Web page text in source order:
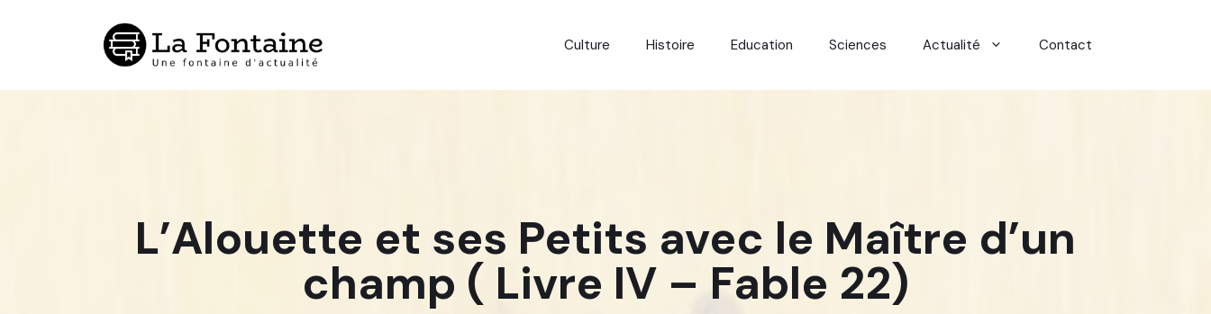
Culture Histoire Education Sciences Actualité Contact
L’Alouette et ses Petits avec le Maître d’un
champ ( Livre IV – Fable 22)